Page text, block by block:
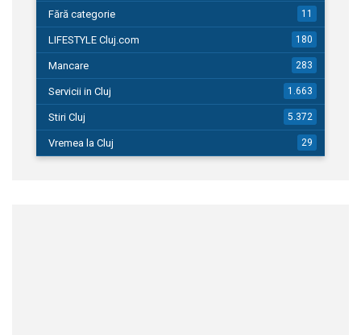
Fără categorie 11
LIFESTYLE Cluj.com 180
Mancare 283
Servicii in Cluj 1.663
Stiri Cluj 5.372
Vremea la Cluj 29